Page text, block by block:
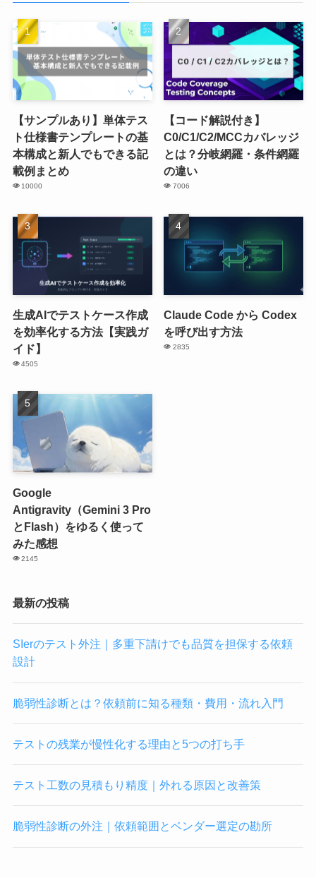
【サンプルあり】単体テス
ト仕様書テンプレートの基
本構成と新人でもできる記
載例まとめ
10000
【コード解説付き】
C0/C1/C2/MCCカバレッジ
とは？分岐網羅・条件網羅
の違い
7006
生成AIでテストケース作成
を効率化する方法【実践ガ
イド】
4505
Claude Code から Codex
を呼び出す方法
2835
Google
Antigravity（Gemini 3 Pro
とFlash）をゆるく使って
みた感想
2145
最新の投稿
SIerのテスト外注｜多重下請けでも品質を担保する依頼
設計
脆弱性診断とは？依頼前に知る種類・費用・流れ入門
テストの残業が慢性化する理由と5つの打ち手
テスト工数の見積もり精度｜外れる原因と改善策
脆弱性診断の外注｜依頼範囲とベンダー選定の勘所